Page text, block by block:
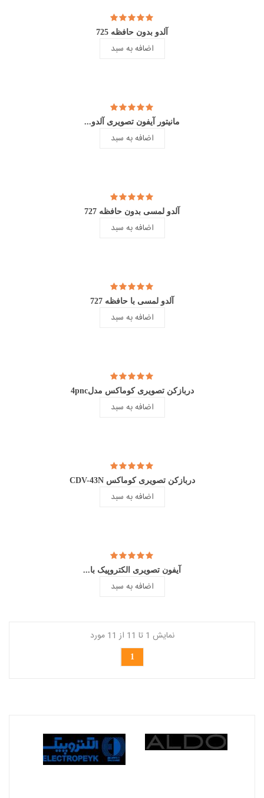
آلدو بدون حافظه 725
اضافه به سبد
مانیتور آیفون تصویری آلدو...
اضافه به سبد
آلدو لمسی بدون حافظه 727
اضافه به سبد
آلدو لمسی با حافظه 727
اضافه به سبد
دربازکن تصویری کوماکس مدل4pnc
اضافه به سبد
دربازکن تصویری کوماکس CDV-43N
اضافه به سبد
آیفون تصویری الکتروپیک با...
اضافه به سبد
نمایش 1 تا 11 از 11 مورد
1